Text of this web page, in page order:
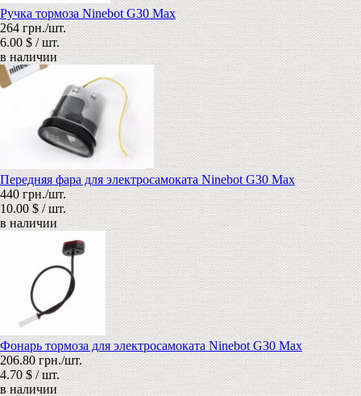
Ручка тормоза Ninebot G30 Max
264 грн./шт.
6.00 $ / шт.
в наличии
Передняя фара для электросамоката Ninebot G30 Max
440 грн./шт.
10.00 $ / шт.
в наличии
Фонарь тормоза для электросамоката Ninebot G30 Max
206.80 грн./шт.
4.70 $ / шт.
в наличии